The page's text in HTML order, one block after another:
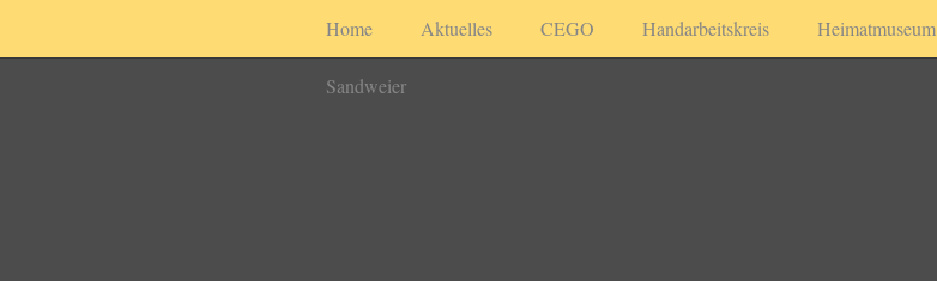
Home Aktuelles CEGO Handarbeitskreis Heimatmuseum
Sandweier